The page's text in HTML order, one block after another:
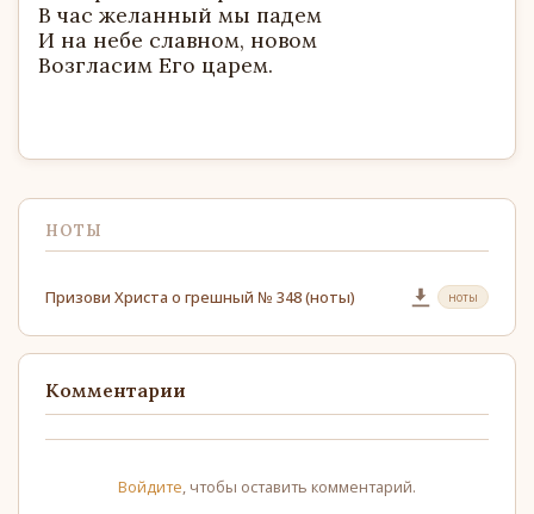
В час желанный мы падем
И на небе славном, новом
Возгласим Его царем.
НОТЫ
Призови Христа о грешный № 348 (ноты) ноты
Комментарии
Войдите, чтобы оставить комментарий.